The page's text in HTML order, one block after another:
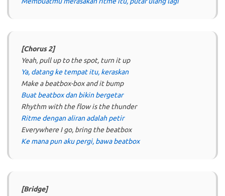
[Chorus 2]
Yeah, pull up to the spot, turn it up
Ya, datang ke tempat itu, keraskan
Make a beatbox-box and it bump
Buat beatbox dan bikin bergetar
Rhythm with the flow is the thunder
Ritme dengan aliran adalah petir
Everywhere I go, bring the beatbox
Ke mana pun aku pergi, bawa beatbox
[Bridge]